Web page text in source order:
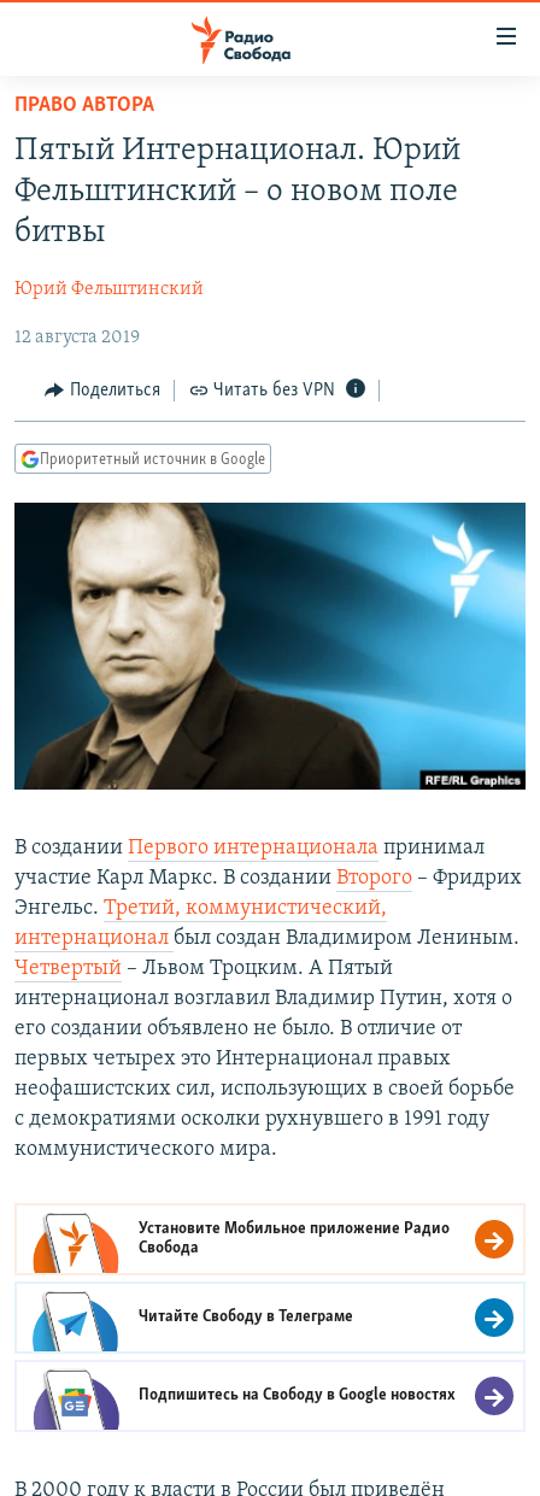
упрощенного
доступа
Вернуться
основному
Вернутся
навигации
Вернутся
поиску
ПОДКАСТЫ
АВТОРСКИЕ ПРОЕКТЫ
МНЕНИЯ
КУЛЬТУРА
IDEL.РЕАЛИИ
СЕВЕР.РЕАЛИИ
СИБИРЬ.РЕАЛИИ
РАСПИСАНИЕ ВЕЩАНИЯ
ПОДПИШИТЕСЬ НА РАССЫЛКУ
СОЦИАЛЬНЫЕ СЕТИ
Все сайты РСЕ/РС
ПРАВО АВТОРА
Пятый Интернационал. Юрий
Фельштинский – о новом поле
битвы
Юрий Фельштинский
12 августа 2019
Поделиться Читать без VPN
Приоритетный источник в Google
В создании Первого интернационала принимал
участие Карл Маркс. В создании Второго – Фридрих
Энгельс. Третий, коммунистический,
интернационал был создан Владимиром Лениным.
Четвертый – Львом Троцким. А Пятый
интернационал возглавил Владимир Путин, хотя о
его создании объявлено не было. В отличие от
первых четырех это Интернационал правых
неофашистских сил, использующих в своей борьбе
с демократиями осколки рухнувшего в 1991 году
коммунистического мира.
Установите Мобильное приложение Радио
Свобода
Читайте Свободу вТелеграме
Подпишитесь на Свободу вGoogle новостях
В 2000 году к власти в России был приведён